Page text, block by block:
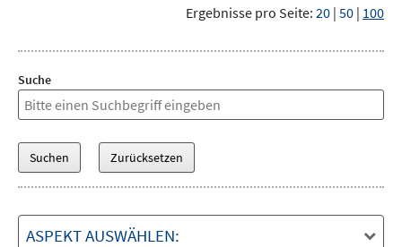
Ergebnisse pro Seite: 20 | 50 | 100
Suche
ASPEKT AUSWÄHLEN: